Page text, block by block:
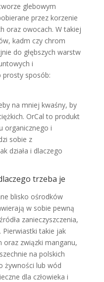
glebowym
przez korzenie
oraz owocach. W takiej
kadm czy chrom
do głębszych warstw
i
prosty sposób:
na mniej kwaśny, by
OrCal to produkt
organicznego i
sobie z
działa i dlaczego
trzeba je
blisko ośrodków
w sobie pewną
zanieczyszczenia,
takie jak
oraz związki manganu,
na polskich
żywności lub wód
dla człowieka i